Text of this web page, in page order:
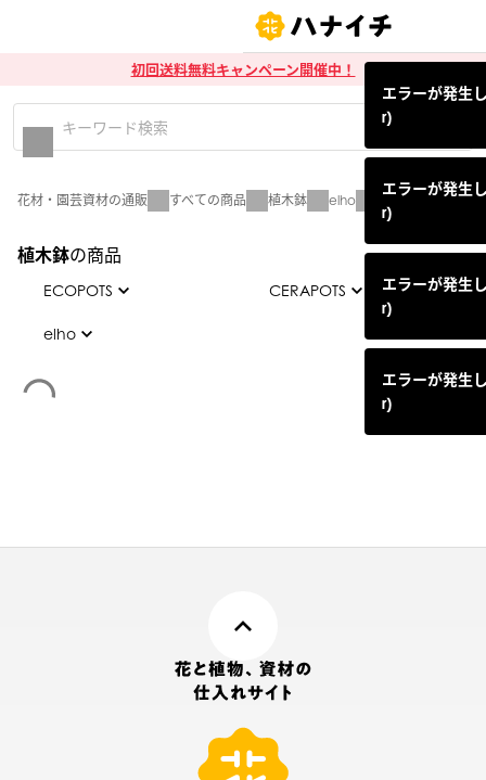
初回送料無料キャンペーン開催中！
花材・園芸資材の通販 すべての商品 植木鉢 elho elho鉢
植木鉢の商品
ECOPOTS
ECOPOTS鉢
ECOPOTS鉢皿
CERAPOTS
その他含む「CERAPOTS」全
elho
elho鉢
エラーが発生
r)
エラーが発生
r)
エラーが発生
r)
エラーが発生
r)